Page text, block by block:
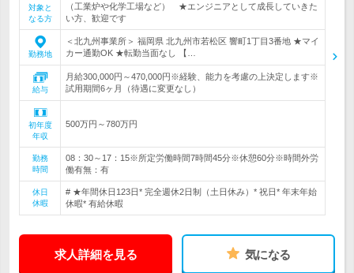
対象と
なる方
（工業炉や化学工場など） ★エンジニアとして成長していきた
い方、歓迎です
勤務地
＜北九州事業所＞ 福岡県 北九州市若松区 響町1丁目3番地 ★マイ
カー通勤OK ★転勤当面なし 【…
給与
月給300,000円～470,000円※経験、能力を考慮の上決定します※
試用期間6ヶ月（待遇に変更なし）
初年度
年収
500万円～780万円
勤務
時間
08：30～17：15※所定労働時間7時間45分※休憩60分※時間外労
働有無：有
休日
休暇
# ★年間休日123日* 完全週休2日制（土日休み）* 祝日* 年末年始
休暇* 有給休暇
求人詳細を見る 気になる